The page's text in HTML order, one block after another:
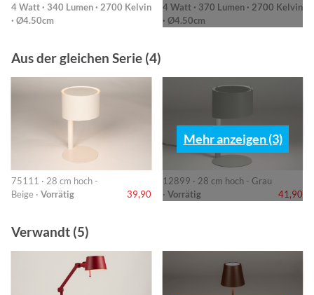
4 Watt · 340 Lumen · 2700 Kelvin
· Ø4.50cm
4 Watt · 370 Lumen · 2700 Kelvin
· Ø4.50cm
Aus der gleichen Serie (4)
75111 · 28 cm hoch -
Beige · Vorrätig 39,90
12899 · 28 cm hoch - Grau
· Vorrätig 41,90
Mehr anzeigen (3)
Verwandt (5)